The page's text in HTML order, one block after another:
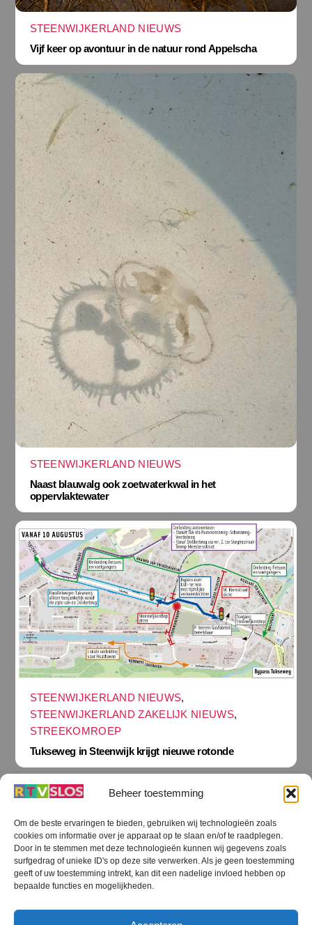
Beheer toestemming
Om de beste ervaringen te bieden, gebruiken wij technologieën zoals
cookies om informatie over je apparaat op te slaan en/of te raadplegen.
Door in te stemmen met deze technologieën kunnen wij gegevens zoals
surfgedrag of unieke ID's op deze site verwerken. Als je geen toestemming
geeft of uw toestemming intrekt, kan dit een nadelige invloed hebben op
bepaalde functies en mogelijkheden.
STEENWIJKERLAND NIEUWS
Vijf keer op avontuur in de natuur rond Appelscha
STEENWIJKERLAND NIEUWS
Naast blauwalg ook zoetwaterkwal in het
oppervlaktewater
STEENWIJKERLAND NIEUWS,
STEENWIJKERLAND ZAKELIJK NIEUWS,
STREEKOMROEP
Tukseweg in Steenwijk krijgt nieuwe rotonde
Terug
naar
boven
RTV SLOS